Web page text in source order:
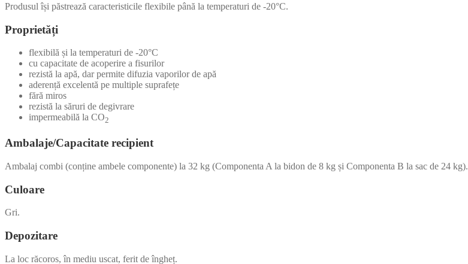
Produsul își păstrează caracteristicile flexibile până la temperaturi de -20°C.
Proprietăți
flexibilă și la temperaturi de -20°C
cu capacitate de acoperire a fisurilor
rezistă la apă, dar permite difuzia vaporilor de apă
aderență excelentă pe multiple suprafețe
fără miros
rezistă la săruri de degivrare
impermeabilă la CO2
Ambalaje/Capacitate recipient
Ambalaj combi (conține ambele componente) la 32 kg (Componenta A la bidon de 8 kg și Componenta B la sac de 24 kg).
Culoare
Gri.
Depozitare
La loc răcoros, în mediu uscat, ferit de îngheț.